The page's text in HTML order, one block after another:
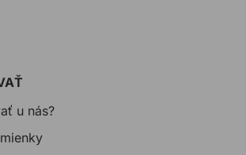
u nás?